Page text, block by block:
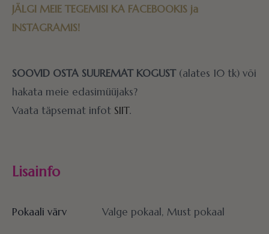
JÄLGI MEIE TEGEMISI KA FACEBOOKIS ja
INSTAGRAMIS!
SOOVID OSTA SUUREMAT KOGUST(alates 10 tk) või
hakata meie edasimüüjaks?
Vaata täpsemat infot SIIT.
Lisainfo
Pokaali värv Valge pokaal, Must pokaal